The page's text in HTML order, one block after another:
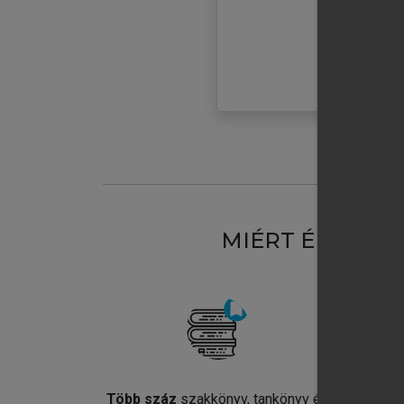
MIÉRT
Több száz szakkönyv, tankönyv és